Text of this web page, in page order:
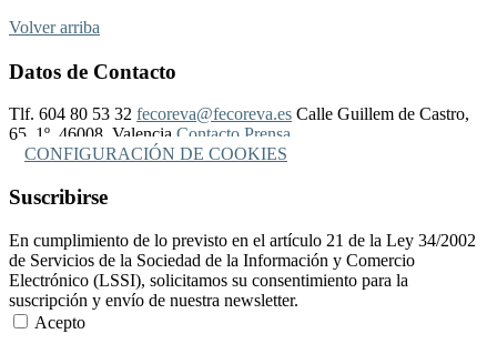
Volver arriba
Datos de Contacto
Tlf. 604 80 53 32 fecoreva@fecoreva.es Calle Guillem de Castro,
65, 1º, 46008, Valencia Contacto Prensa
CONFIGURACIÓN DE COOKIES
Suscribirse
En cumplimiento de lo previsto en el artículo 21 de la Ley 34/2002
de Servicios de la Sociedad de la Información y Comercio
Electrónico (LSSI), solicitamos su consentimiento para la
suscripción y envío de nuestra newsletter.
Acepto